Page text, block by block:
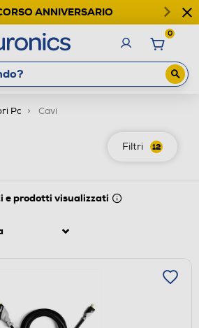
ANNIVERSARIO
0
Pc Cavi
Filtri 12
e prodotti visualizzati